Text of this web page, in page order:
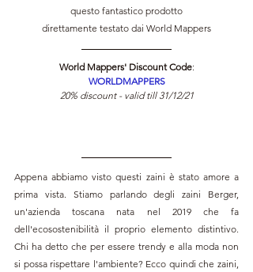
questo fantastico prodotto
direttamente testato dai World Mappers
World Mappers' Discount Code:
WORLDMAPPERS
20% discount - valid till 31/12/21
Appena abbiamo visto questi zaini è stato amore a
prima vista. Stiamo parlando degli zaini Berger,
un'azienda toscana nata nel 2019 che fa
dell'ecosostenibilità il proprio elemento distintivo.
Chi ha detto che per essere trendy e alla moda non
si possa rispettare l'ambiente? Ecco quindi che zaini,